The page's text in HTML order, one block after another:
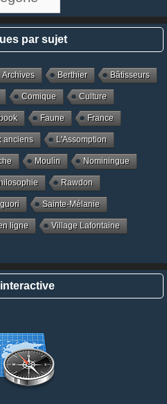
par sujet
Archives Berthier Bâtisseurs
Comique Culture
Faune France
anciens L'Assomption
Moulin Nominingue
Rawdon
Sainte-Mélanie
ligne Village Lafontaine